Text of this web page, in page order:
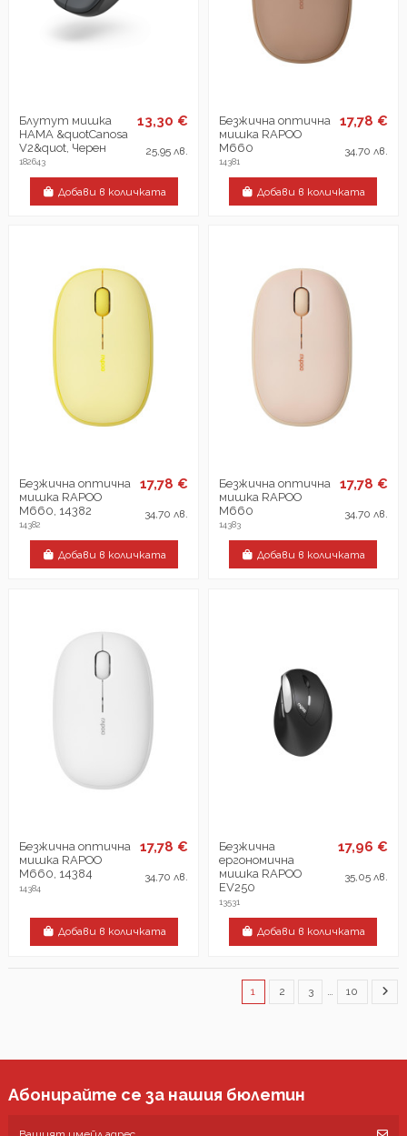
Блутут мишка
HAMA &quotCanosa
V2&quot, Черен
182643
13,30 €
25,95 лв.
Добави в количката
Безжична оптична
мишка RAPOO
M660
14381
17,78 €
34,70 лв.
Добави в количката
Безжична оптична
мишка RAPOO
M660, 14382
14382
17,78 €
34,70 лв.
Добави в количката
Безжична оптична
мишка RAPOO
M660
14383
17,78 €
34,70 лв.
Добави в количката
Безжична оптична
мишка RAPOO
M660, 14384
14384
17,78 €
34,70 лв.
Добави в количката
Безжична
ергономична
мишка RAPOO
EV250
13531
17,96 €
35,05 лв.
Добави в количката
1 2 3 … 10
Абонирайте се за нашия бюлетин